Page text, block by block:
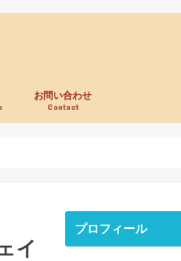
お問い合わせ
Contact
イ
プロフィール